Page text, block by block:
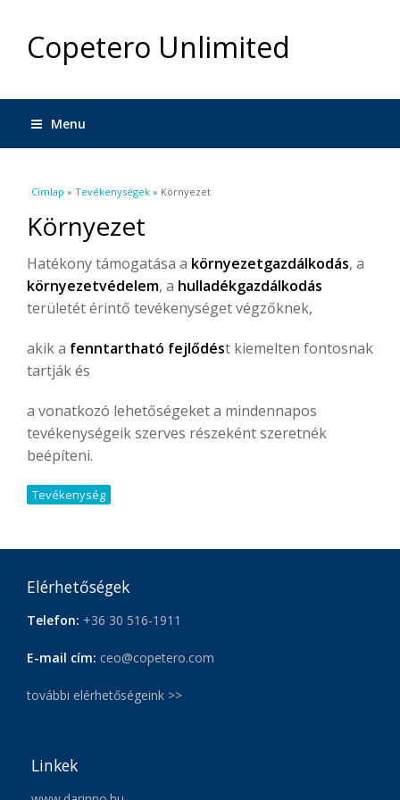
Copetero Unlimited
Menu
Jelenlegi hely
Címlap » Tevékenységek » Környezet
Környezet
Hatékony támogatása a környezetgazdálkodás, a
környezetvédelem, a hulladékgazdálkodás
területét érintő tevékenységet végzőknek,
akik a fenntartható fejlődést kiemelten fontosnak
tartják és
a vonatkozó lehetőségeket a mindennapos
tevékenységeik szerves részeként szeretnék
beépíteni.
Tevékenység
Elérhetőségek
Telefon: +36 30 516-1911
E-mail cím: ceo@copetero.com
további elérhetőségeink >>
Linkek